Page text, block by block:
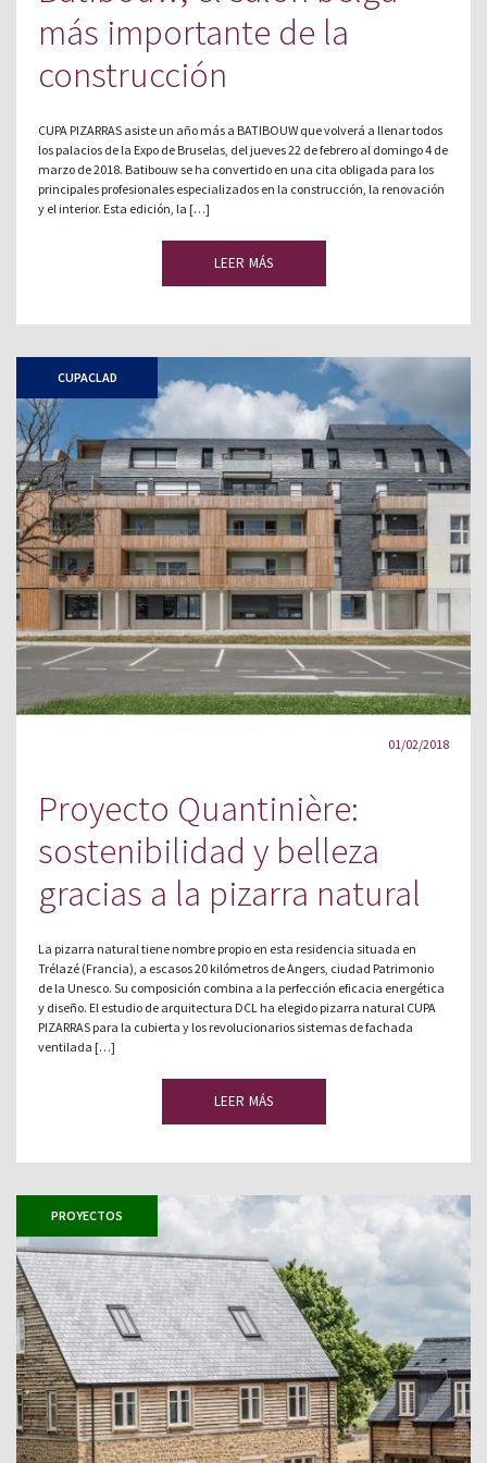
más importante de la
construcción
CUPA PIZARRAS asiste un año más a BATIBOUW que volverá a llenar todos
los palacios de la Expo de Bruselas, del jueves 22 de febrero al domingo 4 de
marzo de 2018. Batibouw se ha convertido en una cita obligada para los
principales profesionales especializados en la construcción, la renovación
y el interior. Esta edición, la […]
LEER MÁS
CUPACLAD
01/02/2018
Proyecto Quantinière:
sostenibilidad y belleza
gracias a la pizarra natural
La pizarra natural tiene nombre propio en esta residencia situada en
Trélazé (Francia), a escasos 20 kilómetros de Angers, ciudad Patrimonio
de la Unesco. Su composición combina a la perfección eficacia energética
y diseño. El estudio de arquitectura DCL ha elegido pizarra natural CUPA
PIZARRAS para la cubierta y los revolucionarios sistemas de fachada
ventilada […]
LEER MÁS
PROYECTOS